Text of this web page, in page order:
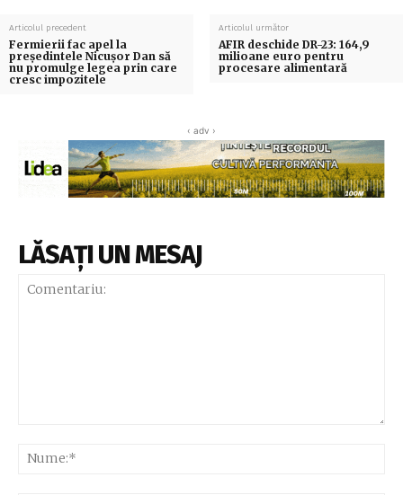
Articolul precedent
Fermierii fac apel la
preşedintele Nicuşor Dan să
nu promulge legea prin care
cresc impozitele
Articolul următor
AFIR deschide DR-23: 164,9
milioane euro pentru
procesare alimentară
‹ adv ›
LĂSAȚI UN MESAJ